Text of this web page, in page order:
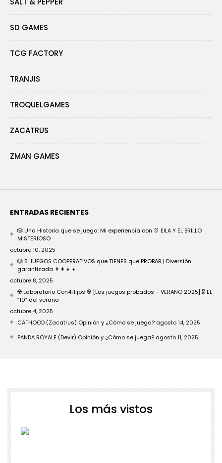
SD GAMES
TCG FACTORY
TRANJIS
TROQUELGAMES
ZACATRUS
ZMAN GAMES
ENTRADAS RECIENTES
🎲 Una Historia que se juega: Mi experiencia con 🐰 EILA Y EL BRILLO
MISTERIOSO
octubre 10, 2025
🎲 5 JUEGOS COOPERATIVOS que TIENES que PROBAR | Diversión
garantizada 👨‍👩‍👧‍👦
octubre 8, 2025
☢️ Laboratorio Con4Hijos ☢️ [Los juegos probados – VERANO 2025] 🎖️ EL
“10” del verano
octubre 4, 2025
CATHOOD (Zacatrus) Opinión y ¿Cómo se juega? agosto 14, 2025
PANDA ROYALE (Devir) Opinión y ¿Cómo se juega? agosto 11, 2025
Los más vistos